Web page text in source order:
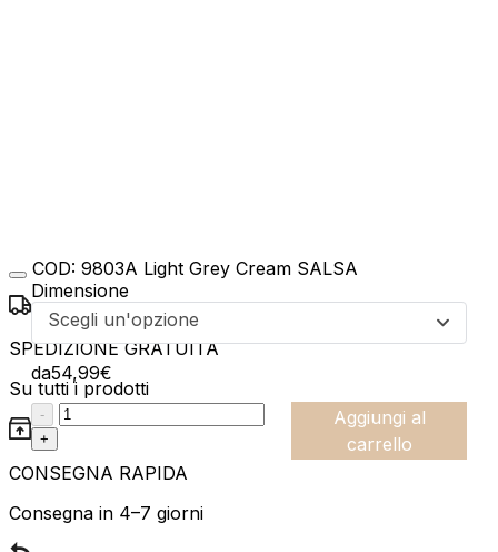
Dimensione
Scegli un'opzione
da54,99€
:product_name quantity
-
+
Aggiungi al
carrello
COD: 9803A Light Grey Cream SALSA
SPEDIZIONE GRATUITA
Su tutti i prodotti
CONSEGNA RAPIDA
Consegna in 4–7 giorni